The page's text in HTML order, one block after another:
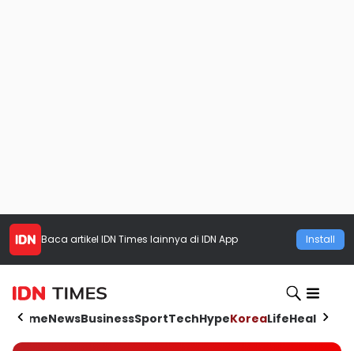
Baca artikel IDN Times lainnya di IDN App Install
HomeNewsBusinessSportTechHypeKoreaLifeHealth